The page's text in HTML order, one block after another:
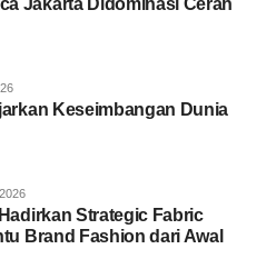
Keseimbangan Dunia
Strategic Fabric
Brand Fashion dari Awal